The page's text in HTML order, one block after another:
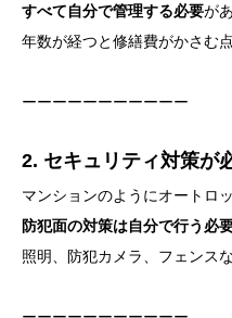
すべて自分で管理する必要が
年数が経つと修繕費がかさむ
ーーーーーーーーーーー
2. セキュリティ対策が
マンションのようにオートロ
防犯面の対策は自分で行う必
照明、防犯カメラ、フェンス